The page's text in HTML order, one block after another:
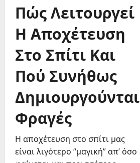
Πώς Λειτουργεί
Η Αποχέτευση
Στο Σπίτι Και
Πού Συνήθως
Δημιουργούνται
Φραγές
Η αποχέτευση στο σπίτι μας
είναι λιγότερο “μαγική” απ’ όσο